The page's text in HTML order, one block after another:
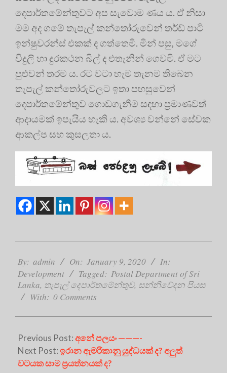
දෙපාර්තමේන්තුවට අප සැවොම ණය ය. ඒ නිසා
මම අද ගමේ තැපැල් කන්තෝරුවෙන් තර්ඩ් පාටි
ඉන්ෂුවරන්ස් එකක් ද ගත්තෙමි. මින් පසු, මගේ
විදුලි හා දුරකථන බිල් ද එතැනින් ගෙවමි. ඒ මට
පුළුවන් තරම ය. රට වටා හැම තැනම තිබෙන
තැපැල් කන්තෝරුවලට ඉතා පහසුවෙන්
දෙපාර්තමේන්තුව ගොඩගැනීම සඳහා ප්‍රමාණවත්
ආදායමක් ඉපැයිය හැකි ය. අවශ්‍ය වන්නේ සේවක
ආකල්ප සහ කුසලතා ය.
01-
09
By: admin On: January 9, 2020
In:
Development
Tagged: Postal Department of Sri
Lanka, තැපැල් දෙපාර්තමේන්තුව, සන්නිවේදන පියස
With: 0 Comments
Previous Post:අනේ පලයං ———-
Next Post:ඉරාන ඇමරිකානු යුද්ධයක් ද? අලුත්
වටයක සාම ප්‍රයත්නයක් ද?